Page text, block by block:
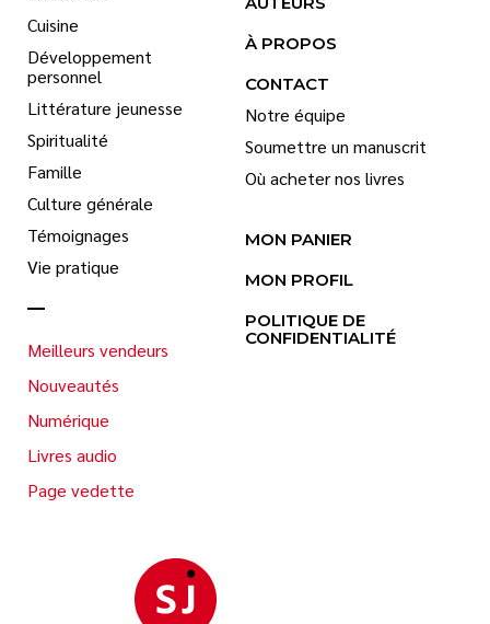
Cuisine
Développement
personnel
Littérature jeunesse
Spiritualité
Famille
Culture générale
Témoignages
Vie pratique
Meilleurs vendeurs
Nouveautés
Numérique
Livres audio
Page vedette
À PROPOS
CONTACT
Notre équipe
Soumettre un manuscrit
Où acheter nos livres
MON PANIER
MON PROFIL
POLITIQUE DE
CONFIDENTIALITÉ